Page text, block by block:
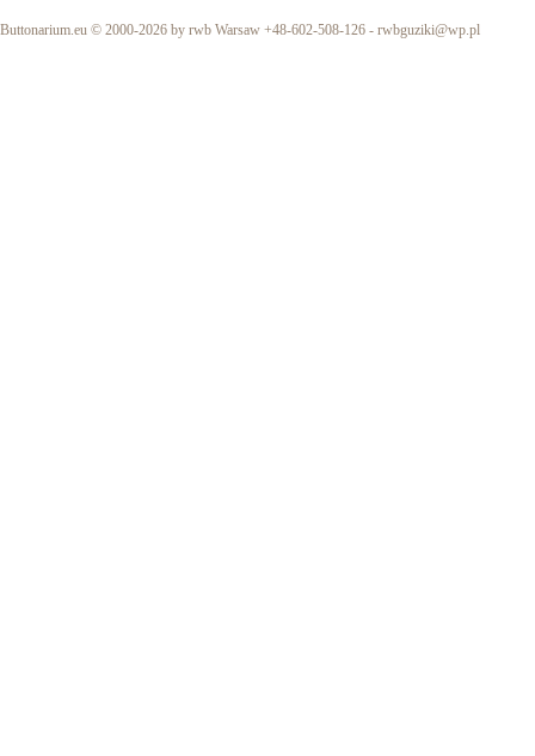
Buttonarium.eu © 2000-2026 by rwb Warsaw +48-602-508-126 - rwbguziki@wp.pl